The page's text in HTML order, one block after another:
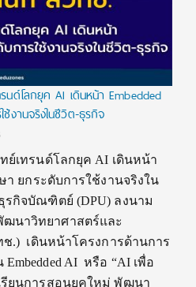
นด์โลกยุค AI เดินหน้า Embedded
งานจริงในชีวิต-ธุรกิจ
ย์เทรนด์โลกยุค AI เดินหน้า
า ยกระดับการใช้งานจริงใน
รกิจบัณฑิตย์ (DPU) ลงนาม
นาวิทยาศาสตร์และ
.) เดินหน้าโครงการด้านการ
AI หรือ “AI เพื่อ
รียนการสอนยุคใหม่ พัฒนา